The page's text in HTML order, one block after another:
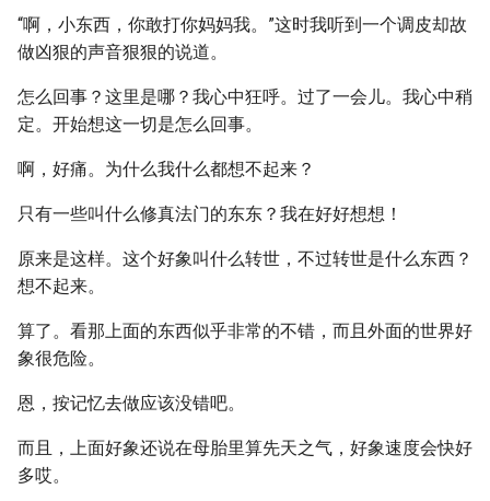
“啊，小东西，你敢打你妈妈我。”这时我听到一个调皮却故
做凶狠的声音狠狠的说道。
怎么回事？这里是哪？我心中狂呼。过了一会儿。我心中稍
定。开始想这一切是怎么回事。
啊，好痛。为什么我什么都想不起来？
只有一些叫什么修真法门的东东？我在好好想想！
原来是这样。这个好象叫什么转世，不过转世是什么东西？
想不起来。
算了。看那上面的东西似乎非常的不错，而且外面的世界好
象很危险。
恩，按记忆去做应该没错吧。
而且，上面好象还说在母胎里算先天之气，好象速度会快好
多哎。